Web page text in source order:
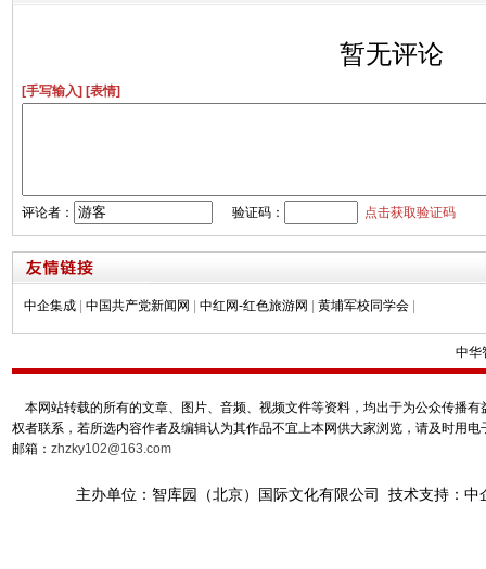
暂无评论
[手写输入] [表情]
评论者： 验证码： 点击获取验证码
中企集成 | 中国共产党新闻网 | 中红网-红色旅游网 | 黄埔军校同学会 |
中华
本网站转载的所有的文章、图片、音频、视频文件等资料，均出于为公众传播
权者联系，若所选内容作者及编辑认为其作品不宜上本网供大家浏览，请及时用
邮箱： zhzky102@163.com
主办单位：智库园（北京）国际文化有限公司 技术支持：